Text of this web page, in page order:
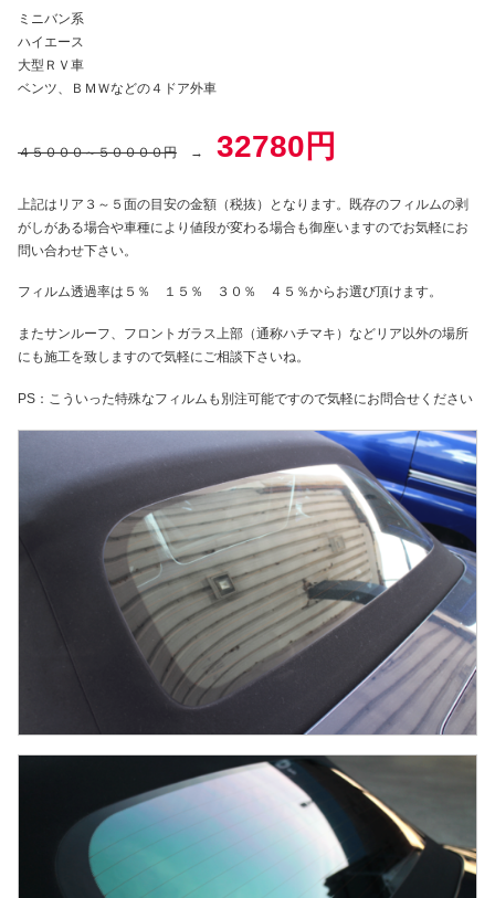
ミニバン系
ハイエース
大型ＲＶ車
ベンツ、ＢＭＷなどの４ドア外車
４５０００～５００００円 → 32780 円
上記はリア３～５面の目安の金額（税抜）となります。既存のフィルムの剥
がしがある場合や車種により値段が変わる場合も御座いますのでお気軽にお
問い合わせ下さい。
フィルム透過率は５％ １５％ ３０％ ４５％からお選び頂けます。
またサンルーフ、フロントガラス上部（通称ハチマキ）などリア以外の場所
にも施工を致しますので気軽にご相談下さいね。
PS：こういった特殊なフィルムも別注可能ですので気軽にお問合せください